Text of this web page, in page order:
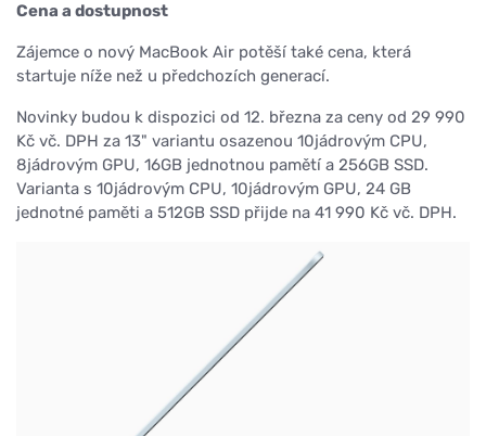
Cena a dostupnost
Zájemce o nový MacBook Air potěší také cena, která
startuje níže než u předchozích generací.
Novinky budou k dispozici od 12. března za ceny od 29 990
Kč vč. DPH za 13" variantu osazenou 10jádrovým CPU,
8jádrovým GPU, 16GB jednotnou pamětí a 256GB SSD.
Varianta s 10jádrovým CPU, 10jádrovým GPU, 24 GB
jednotné paměti a 512GB SSD přijde na 41 990 Kč vč. DPH.